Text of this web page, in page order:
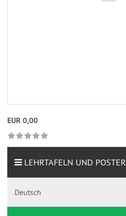
EUR 0,00
LEHRTAFELN UND POSTER
Deutsch